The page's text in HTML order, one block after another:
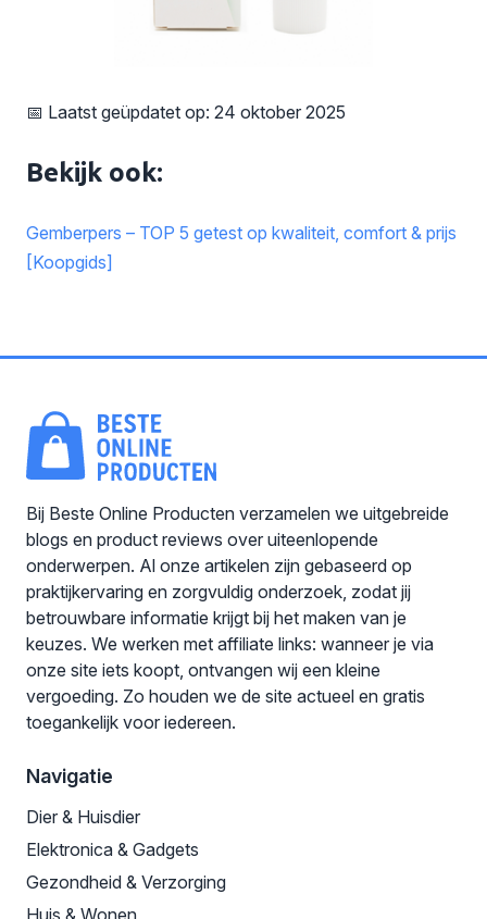
📅 Laatst geüpdatet op: 24 oktober 2025
Bekijk ook:
Gemberpers – TOP 5 getest op kwaliteit, comfort & prijs
[Koopgids]
Bij Beste Online Producten verzamelen we uitgebreide
blogs en product reviews over uiteenlopende
onderwerpen. Al onze artikelen zijn gebaseerd op
praktijkervaring en zorgvuldig onderzoek, zodat jij
betrouwbare informatie krijgt bij het maken van je
keuzes. We werken met affiliate links: wanneer je via
onze site iets koopt, ontvangen wij een kleine
vergoeding. Zo houden we de site actueel en gratis
toegankelijk voor iedereen.
Navigatie
Dier & Huisdier
Elektronica & Gadgets
Gezondheid & Verzorging
Huis & Wonen